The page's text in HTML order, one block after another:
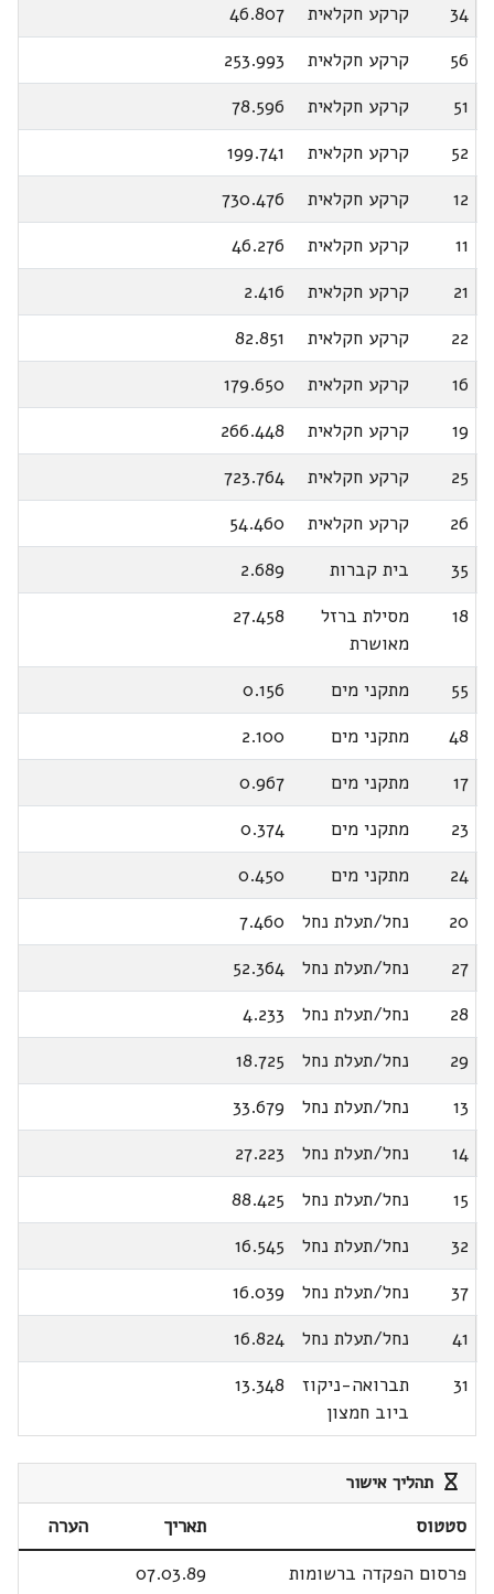
34
קרקע חקלאית
46.807
56
קרקע חקלאית
253.993
51
קרקע חקלאית
78.596
52
קרקע חקלאית
199.741
12
קרקע חקלאית
730.476
11
קרקע חקלאית
46.276
21
קרקע חקלאית
2.416
22
קרקע חקלאית
82.851
16
קרקע חקלאית
179.650
19
קרקע חקלאית
266.448
25
קרקע חקלאית
723.764
26
קרקע חקלאית
54.460
35
בית קברות
2.689
18
מסילת ברזל
מאושרת
27.458
55 מתקני מים
0.156
48
מתקני מים
2.100
17
מתקני מים
0.967
23
מתקני מים
0.374
24
מתקני מים
0.450
20
נחל/תעלת נחל
7.460
27
נחל/תעלת נחל
52.364
28
נחל/תעלת נחל
4.233
29
נחל/תעלת נחל
18.725
13
נחל/תעלת נחל
33.679
14
נחל/תעלת נחל
27.223
15
נחל/תעלת נחל
88.425
32
נחל/תעלת נחל
16.545
37
נחל/תעלת נחל
16.039
41
נחל/תעלת נחל
16.824
31
תברואה-ניקוז
ביוב חמצון
13.348
תהליך אישור
סטטוס תאריך
הערה
פרסום הפקדה ברשומות
07.03.89